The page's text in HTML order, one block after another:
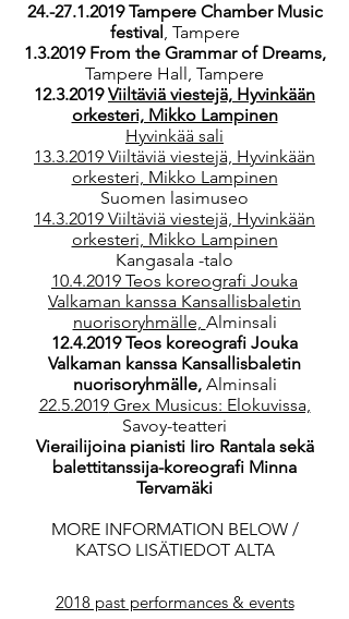
24.-27.1.2019 Tampere Chamber Music
festival, Tampere
1.3.2019 From the Grammar of Dreams,
Tampere Hall, Tampere
12.3.2019 Viiltäviä viestejä, Hyvinkään
orkesteri, Mikko Lampinen
Hyvinkää sali
13.3.2019 Viiltäviä viestejä, Hyvinkään
orkesteri, Mikko Lampinen
Suomen lasimuseo
14.3.2019 Viiltäviä viestejä, Hyvinkään
orkesteri, Mikko Lampinen
Kangasala -talo
10.4.2019 Teos koreografi Jouka
Valkaman kanssa Kansallisbaletin
nuorisoryhmälle, Alminsali
12.4.2019Teos koreografi Jouka
Valkaman kanssa Kansallisbaletin
nuorisoryhmälle, Alminsali
22.5.2019Grex Musicus: Elokuvissa,
Savoy-teatteri
Vierailijoina pianisti Iiro Rantala sekä
balettitanssija-koreografi Minna
Tervamäki
MORE INFORMATION BELOW /
KATSO LISÄTIEDOT ALTA
2018 past performances & events